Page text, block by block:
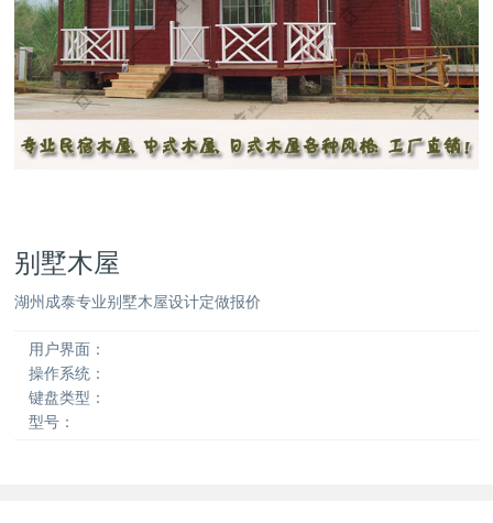
别墅木屋
湖州成泰专业别墅木屋设计定做报价
用户界面：
操作系统：
键盘类型：
型号：